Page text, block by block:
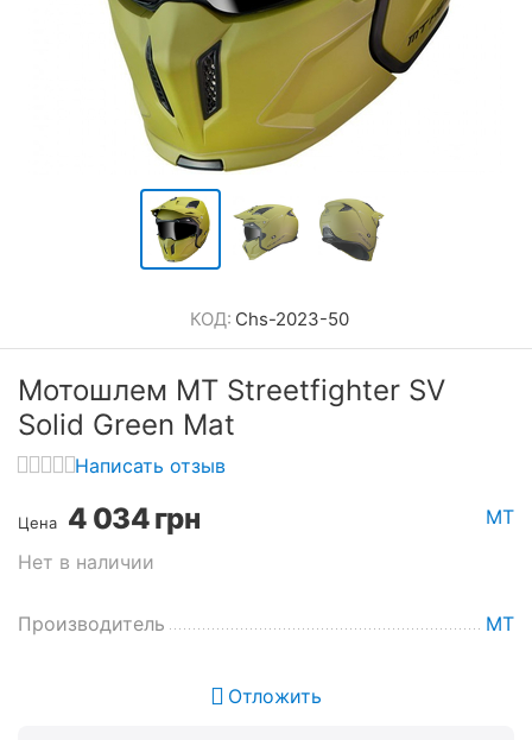
КОД: Chs-2023-50
Мотошлем MT Streetfighter SV
Solid Green Mat
Написать отзыв
Цена 4 034грн
Нет в наличии
MT
Производитель MT
Отложить